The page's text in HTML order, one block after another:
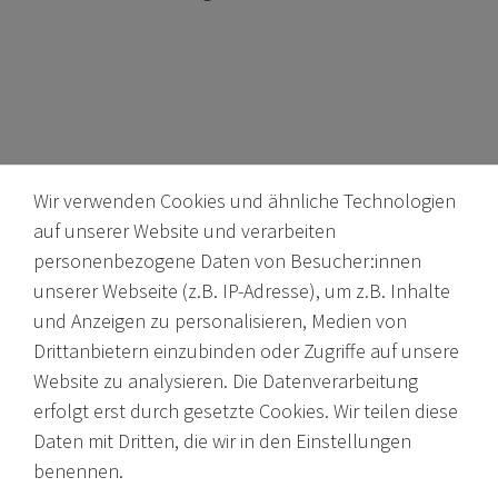
Internationale Weine, Brände, Feinkost & mehr. Entdecken Sie
unser Sortiment online oder in unserem Ladengeschäft. Wenn
Sie Fragen haben, wenden Sie sich an uns.
EMail: shop@victoria-weine.com
Telefon: +49 (0)7931 56 34 11
Wir verwenden Cookies und ähnliche Technologien
auf unserer Website und verarbeiten
personenbezogene Daten von Besucher:innen
unserer Webseite (z.B. IP-Adresse), um z.B. Inhalte
und Anzeigen zu personalisieren, Medien von
Drittanbietern einzubinden oder Zugriffe auf unsere
Website zu analysieren. Die Datenverarbeitung
erfolgt erst durch gesetzte Cookies. Wir teilen diese
Daten mit Dritten, die wir in den Einstellungen
benennen.